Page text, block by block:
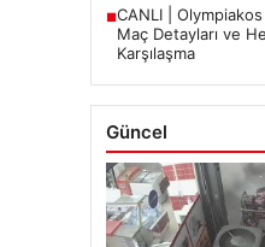
■CANLI |
Maç Detayları ve
Karşılaşma
Güncel